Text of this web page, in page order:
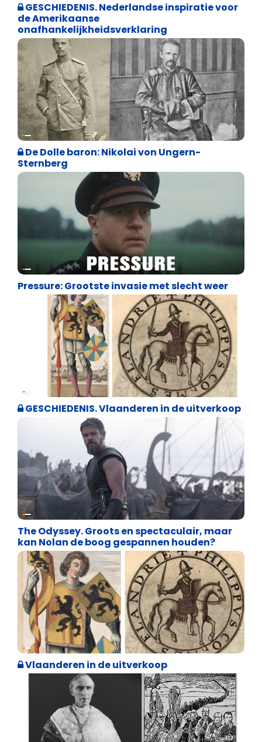
GESCHIEDENIS. Nederlandse inspiratie voor
de Amerikaanse
onafhankelijkheidsverklaring
Geschiedenis
De Dolle baron: Nikolai von Ungern-
Sternberg
Geschiedenis
Pressure: Grootste invasie met slecht weer
Geschiedenis
GESCHIEDENIS. Vlaanderen in de uitverkoop
Geschiedenis
The Odyssey. Groots en spectaculair, maar
kan Nolan de boog gespannen houden?
Geschiedenis
Vlaanderen in de uitverkoop